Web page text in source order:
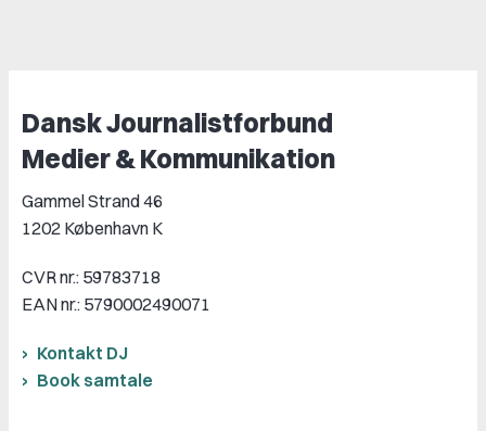
Dansk Journalistforbund
Medier & Kommunikation
Gammel Strand 46
1202 København K
CVR nr.: 59783718
EAN nr.: 5790002490071
Kontakt DJ
Book samtale